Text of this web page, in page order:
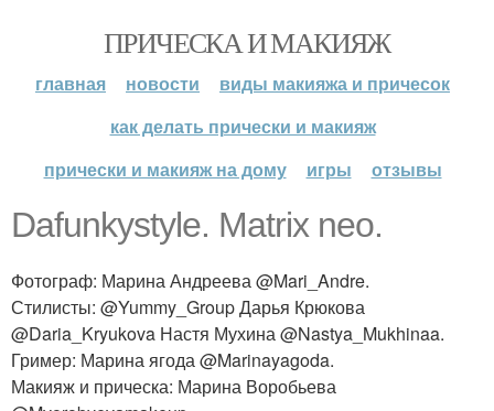
ПРИЧЕСКА И МАКИЯЖ
главная новости
виды макияжа и причесок
как делать прически и макияж
прически и макияж на дому
игры отзывы
Dafunkystyle. Matrix neo.
Фотограф: Марина Андреева @Mari_Andre.
Стилисты: @Yummy_Group Дарья Крюкова
@Daria_Kryukova Настя Мухина @Nastya_Mukhinaa.
Гример: Марина ягода @Marinayagoda.
Макияж и прическа: Марина Воробьева